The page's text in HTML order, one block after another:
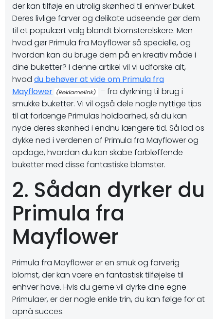
der kan tilføje en utrolig skønhed til enhver buket.
Deres livlige farver og delikate udseende gør dem
til et populært valg blandt blomsterelskere. Men
hvad gør Primula fra Mayflower så specielle, og
hvordan kan du bruge dem på en kreativ måde i
dine buketter? I denne artikel vil vi udforske alt,
hvad du behøver at vide om Primula fra
Mayflower
– fra dyrkning til brug i
smukke buketter. Vi vil også dele nogle nyttige tips
til at forlænge Primulas holdbarhed, så du kan
nyde deres skønhed i endnu længere tid. Så lad os
dykke ned i verdenen af Primula fra Mayflower og
opdage, hvordan du kan skabe forbløffende
buketter med disse fantastiske blomster.
2. Sådan dyrker du
Primula fra
Mayflower
Primula fra Mayflower er en smuk og farverig
blomst, der kan være en fantastisk tilføjelse til
enhver have. Hvis du gerne vil dyrke dine egne
Primulaer, er der nogle enkle trin, du kan følge for at
opnå succes.